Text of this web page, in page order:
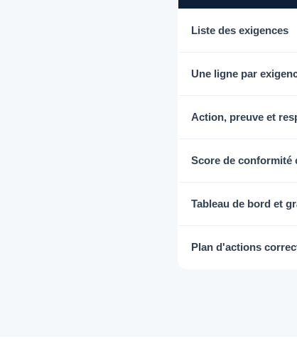
Liste des exigences
Une ligne par
Action, preuve et
Score de conformité
Tableau de bord et
Plan d'actions